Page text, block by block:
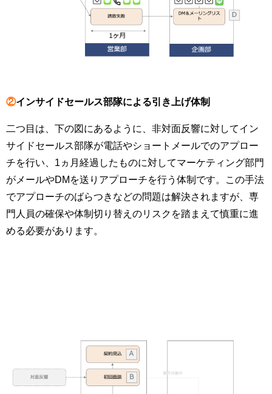
②インサイドセールス部隊による引き上げ体制
二つ目は、下の図にあるように、非対面反響に対してイン
サイドセールス部隊が電話やショートメールでのアプロー
チを行い、1ヵ月経過したものに対してマーケティング部門
がメールやDMを送りアプローチを行う体制です。この手法
でアプローチのばらつきなどの問題は解決されますが、専
門人員の確保や体制切り替えのリスクを踏まえて慎重に進
める必要があります。